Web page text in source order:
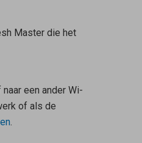
Masterdie het
een ander Wi-
of als de
.